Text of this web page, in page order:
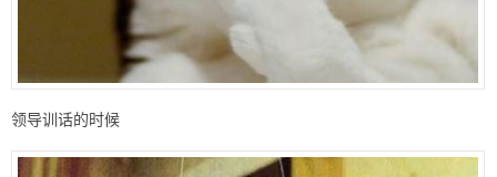
领导训话的时候